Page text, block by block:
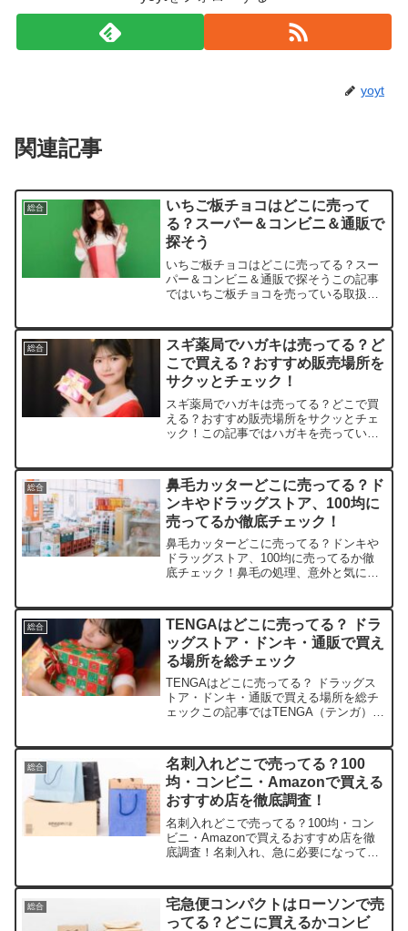
yoyt
関連記事
総合
いちご板チョコはどこに売って
る？スーパー＆コンビニ＆通販で
探そう
いちご板チョコはどこに売ってる？スー
パー＆コンビニ＆通販で探そうこの記事
ではいちご板チョコを売っている取扱店
込）備考楽天市場約120円〜200円まとめ
買いも可能Amazo...
総合
スギ薬局でハガキは売ってる？ど
こで買える？おすすめ販売場所を
サクッとチェック！
スギ薬局でハガキは売ってる？どこで買
える？おすすめ販売場所をサクッとチェ
ック！この記事ではハガキを売っている
格（1枚）特徴Amazon約80円（私製）デ
ザイン豊富、送料...
総合
鼻毛カッターどこに売ってる？ド
ンキやドラッグストア、100均に
売ってるか徹底チェック！
鼻毛カッターどこに売ってる？ドンキや
ドラッグストア、100均に売ってるか徹
底チェック！鼻毛の処理、意外と気にな
扱店や平均価格、安く買える場所をサク
ッと紹介します。店舗平...
総合
TENGAはどこに売ってる？ ドラ
ッグストア・ドンキ・通販で買え
る場所を総チェック
TENGAはどこに売ってる？ ドラッグス
トア・ドンキ・通販で買える場所を総チ
ェックこの記事ではTENGA（テンガ）を
店舗名価格帯（税込）特徴楽天市場約
700円～2,00...
総合
名刺入れどこで売ってる？100
均・コンビニ・Amazonで買える
おすすめ店を徹底調査！
名刺入れどこで売ってる？100均・コン
ビニ・Amazonで買えるおすすめ店を徹
底調査！名刺入れ、急に必要になって焦
格、安く買える場所をサクッと紹介しま
す。きっと役立つはずで...
総合
宅急便コンパクトはローソンで売
ってる？どこに買えるかコンビ